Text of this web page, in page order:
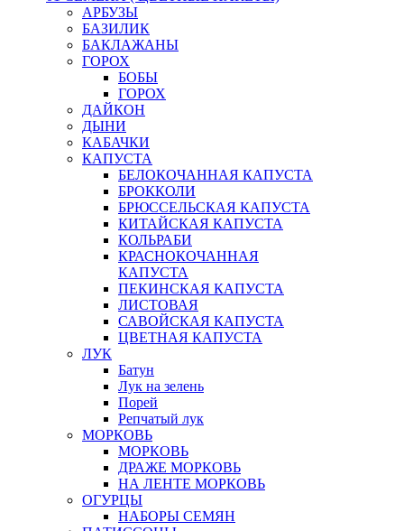
АРБУЗЫ
БАЗИЛИК
БАКЛАЖАНЫ
ГОРОХ
БОБЫ
ГОРОХ
ДАЙКОН
ДЫНИ
КАБАЧКИ
КАПУСТА
БЕЛОКОЧАННАЯ КАПУСТА
БРОККОЛИ
БРЮССЕЛЬСКАЯ КАПУСТА
КИТАЙСКАЯ КАПУСТА
КОЛЬРАБИ
КРАСНОКОЧАННАЯ
КАПУСТА
ПЕКИНСКАЯ КАПУСТА
ЛИСТОВАЯ
САВОЙСКАЯ КАПУСТА
ЦВЕТНАЯ КАПУСТА
ЛУК
Батун
Лук на зелень
Порей
Репчатый лук
МОРКОВЬ
МОРКОВЬ
ДРАЖЕ МОРКОВЬ
НА ЛЕНТЕ МОРКОВЬ
ОГУРЦЫ
НАБОРЫ СЕМЯН